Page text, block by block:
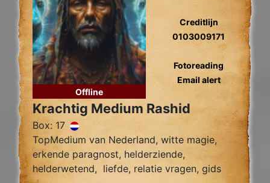
Offline
Creditlijn
0103009171
Fotoreading
Email alert
Krachtig Medium Rashid
Box: 17
TopMedium van Nederland, witte magie,
erkende paragnost, helderziende,
helderwetend, liefde, relatie vragen, gids